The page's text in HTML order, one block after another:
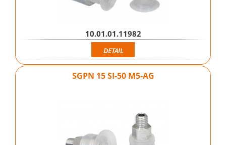
10.01.01.11982
DETAIL
SGPN 15 SI-50 M5-AG